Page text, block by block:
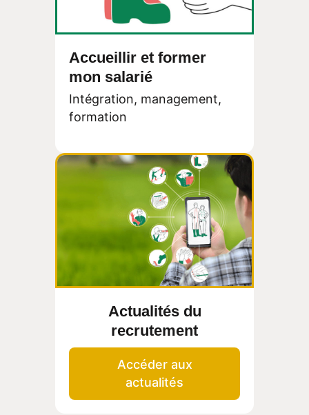
Accueillir et former
mon salarié
Intégration, management,
formation
Actualités du
recrutement
Accéder aux
actualités